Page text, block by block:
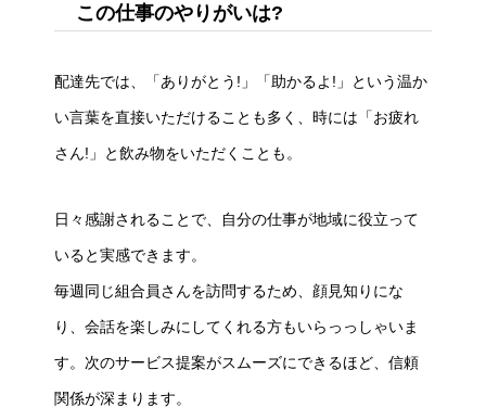
お知らせ
職員インタビュー
採用を知る
この仕事のやりがいは?
配達先では、「ありがとう!」「助かるよ!」という温か
い言葉を直接いただけることも多く、時には「お疲れ
さん!」と飲み物をいただくことも。
日々感謝されることで、自分の仕事が地域に役立って
いると実感できます。
毎週同じ組合員さんを訪問するため、顔見知りにな
り、会話を楽しみにしてくれる方もいらっっしゃいま
す。次のサービス提案がスムーズにできるほど、信頼
関係が深まります。